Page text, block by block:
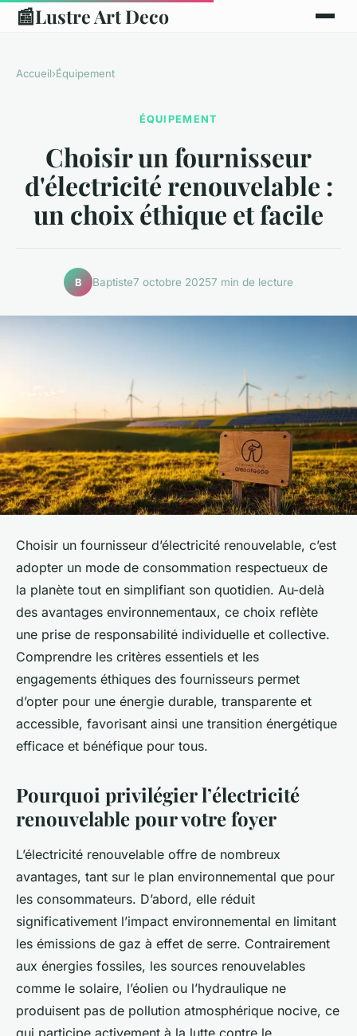
📰Lustre Art Deco
Accueil›Équipement
ÉQUIPEMENT
Choisir un fournisseur
d'électricité renouvelable :
un choix éthique et facile
B Baptiste7 octobre 20257 min de lecture
Choisir un fournisseur d’électricité renouvelable, c’est
adopter un mode de consommation respectueux de
la planète tout en simplifiant son quotidien. Au-delà
des avantages environnementaux, ce choix reflète
une prise de responsabilité individuelle et collective.
Comprendre les critères essentiels et les
engagements éthiques des fournisseurs permet
d’opter pour une énergie durable, transparente et
accessible, favorisant ainsi une transition énergétique
efficace et bénéfique pour tous.
Pourquoi privilégier l’électricité
renouvelable pour votre foyer
L’électricité renouvelable offre de nombreux
avantages, tant sur le plan environnemental que pour
les consommateurs. D’abord, elle réduit
significativement l’impact environnemental en limitant
les émissions de gaz à effet de serre. Contrairement
aux énergies fossiles, les sources renouvelables
comme le solaire, l’éolien ou l’hydraulique ne
produisent pas de pollution atmosphérique nocive, ce